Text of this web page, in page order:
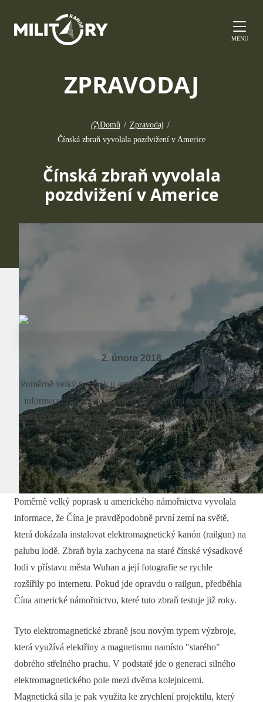
MENU
ZPRAVODAJ
Domů / Zpravodaj /
Čínská zbraň vyvolala pozdvižení v Americe
Čínská zbraň vyvolala
pozdvižení v Americe
2. února 2018
Poměrně velký poprask u amerického námořnictva vyvolala
informace, že Čína je pravděpodobně první zemí na světě,
která dokázala instalovat elektromagnetický kanón (Railgun)
na palubu lodě..
Poměrně velký poprask u amerického námořnictva vyvolala
informace, že Čína je pravděpodobně první zemí na světě,
která dokázala instalovat elektromagnetický kanón (railgun) na
palubu lodě. Zbraň byla zachycena na staré čínské výsadkové
lodi v přístavu města Wuhan a její fotografie se rychle
rozšířily po internetu. Pokud jde opravdu o railgun, předběhla
Čína americké námořnictvo, které tuto zbraň testuje již roky.
Tyto elektromagnetické zbraně jsou novým typem výzbroje,
která využívá elektřiny a magnetismu namísto "starého"
dobrého střelného prachu. V podstatě jde o generaci silného
elektromagnetického pole mezi dvěma kolejnicemi.
Magnetická síla je pak využita ke zrychlení projektilu, který